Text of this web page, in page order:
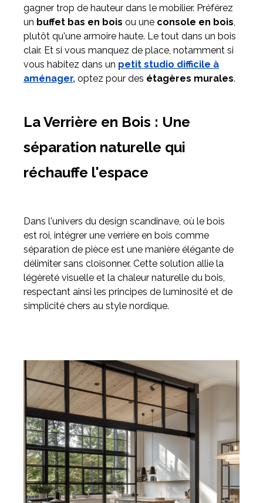
gagner trop de hauteur dans le mobilier. Préférez
un buffet bas en bois ou une console en bois,
plutôt qu'une armoire haute. Le tout dans un bois
clair. Et si vous manquez de place, notamment si
vous habitez dans un petit studio difficile à
aménager, optez pour des étagères murales.
La Verrière en Bois : Une
séparation naturelle qui
réchauffe l'espace
Dans l'univers du design scandinave, où le bois
est roi, intégrer une verrière en bois comme
séparation de pièce est une manière élégante de
délimiter sans cloisonner. Cette solution allie la
légèreté visuelle et la chaleur naturelle du bois,
respectant ainsi les principes de luminosité et de
simplicité chers au style nordique.